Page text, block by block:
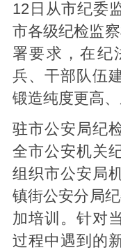
12日从市纪委
市各级纪检监
署要求，在纪
兵、干部队伍
锻造纯度更高
驻市公安局纪
全市公安机关
组织市公安局
镇街公安分局
加培训。针对
过程中遇到的